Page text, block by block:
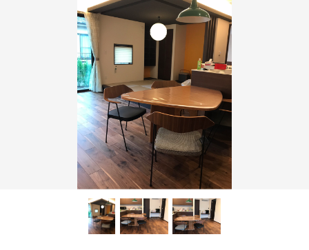
システムソファ テラス AVボード
サイドテーブル 収納家具 デスク 照明
コンソールデスク ミラー 3人掛けソファ
2人掛けソファ リビングテーブル
キッチンボード 1人掛けソファ ラグ
チェア カウチソファ
ダイニングテーブル ファブリック コレクション
ダイニングチェア ベンチ ベッド